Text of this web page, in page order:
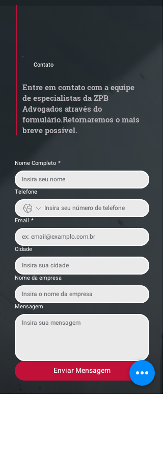
Radar Reforma
de documentos fiscais
exige revisão
operacional pelas
empresas
Contato
Entre em contato com a equipe
de especialistas da ZPB
Advogados através do
formulário.Retornaremos o mais
breve possível.
Nome Completo *
Telefone
Email *
Cidade
Nome da empresa
Mensagem
Enviar Mensagem